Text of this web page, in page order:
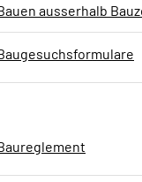
ausserhalb